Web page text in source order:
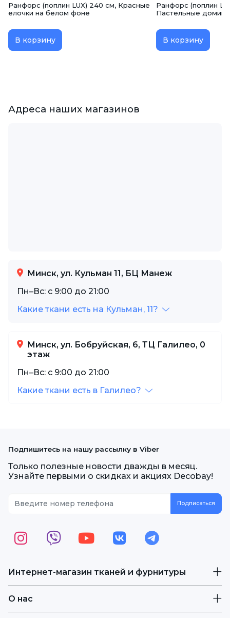
Ранфорс (поплин LUX) 240 см, Красные
елочки на белом фоне
В корзину
Ранфорс (поплин
Пастельные
В корзину
Адреса наших магазинов
Минск, ул. Кульман 11, БЦ Манеж
Пн–Вс: с 9:00 до 21:00
Какие ткани есть на Кульман, 11?
Минск, ул. Бобруйская, 6, ТЦ Галилео, 0
этаж
Пн–Вс: с 9:00 до 21:00
Какие ткани есть в Галилео?
Интернет-магазин тканей и фурнитуры
О нас
Подпишитесь на нашу рассылку в Viber
Только полезные новости дважды в месяц.
Узнайте первыми о скидках и акциях Decobay!